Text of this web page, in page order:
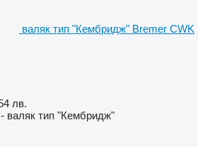
валяк тип "Кембридж" Bremer CWK
лв.
валяк тип "Кембридж"